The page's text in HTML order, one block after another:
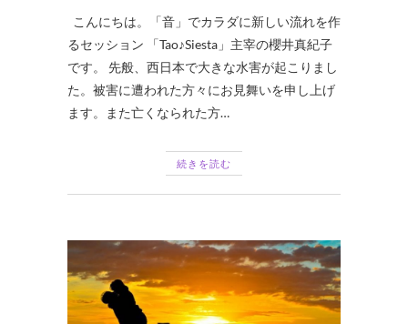
こんにちは。「音」でカラダに新しい流れを作
るセッション 「Tao♪Siesta」主宰の櫻井真紀子
です。 先般、西日本で大きな水害が起こりまし
た。被害に遭われた方々にお見舞いを申し上げ
ます。また亡くなられた方…
続きを読む